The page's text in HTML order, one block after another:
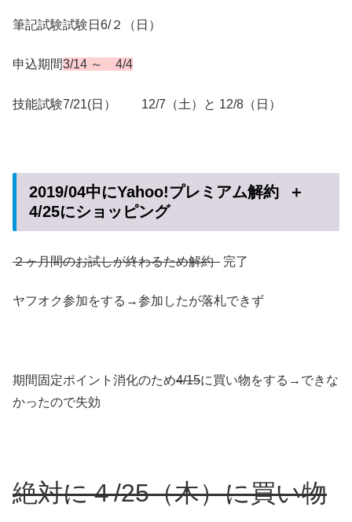
筆記試験試験日6/２（日）
申込期間3/14 ～ 4/4
技能試験7/21(日） 12/7（土）と 12/8（日）
2019/04中にYahoo!プレミアム解約 ＋
4/25にショッピング
２ヶ月間のお試しが終わるため解約 完了
ヤフオク参加をする→参加したが落札できず
期間固定ポイント消化のため4/15に買い物をする→できな
かったので失効
絶対に４/25（木）に買い物